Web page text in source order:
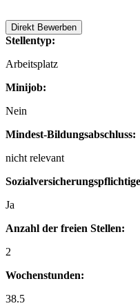
Direkt Bewerben
Stellentyp:
Arbeitsplatz
Minijob:
Nein
Mindest-Bildungsabschluss:
nicht relevant
Ja
Anzahl der freien Stellen:
2
Wochenstunden:
38.5